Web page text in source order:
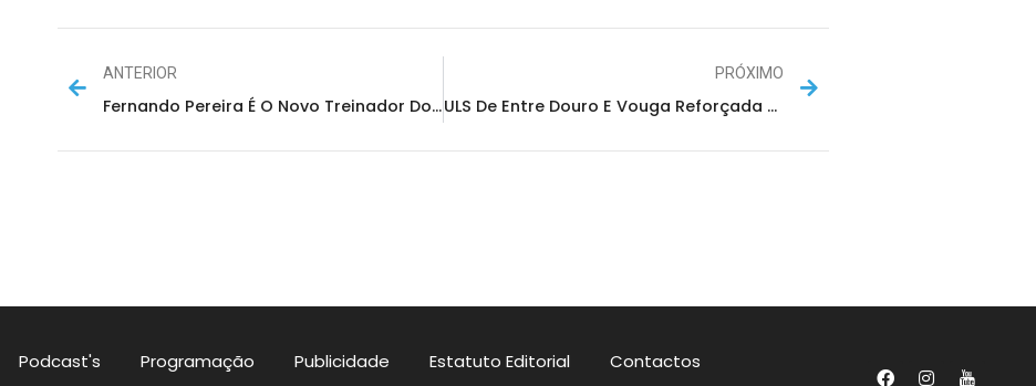
ANTERIOR
Fernando Pereira É O Novo Treinador Do Espinho
PRÓXIMO
ULS De Entre Douro E Vouga Reforçada Com A Integração De 121 Novos Médicos Internos
Podcast's Programação Publicidade Estatuto Editorial
Contactos